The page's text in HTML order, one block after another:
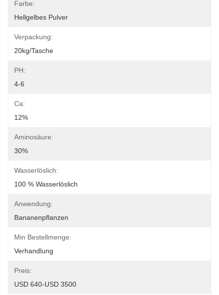
Farbe:
Hellgelbes Pulver
Verpackung:
20kg/Tasche
PH:
4-6
Ca:
12%
Aminosäure:
30%
Wasserlöslich:
100 % Wasserlöslich
Anwendung:
Bananenpflanzen
Min Bestellmenge:
Verhandlung
Preis:
USD 640-USD 3500